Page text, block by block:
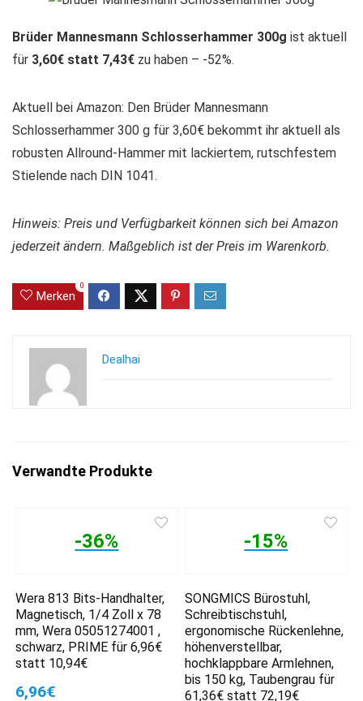
Brüder Mannesmann Schlosserhammer 300g ist aktuell
für 3,60€ statt 7,43€ zu haben – -52%.
Aktuell bei Amazon: Den Brüder Mannesmann
Schlosserhammer 300 g für 3,60€ bekommt ihr aktuell als
robusten Allround-Hammer mit lackiertem, rutschfestem
Stielende nach DIN 1041.
Hinweis: Preis und Verfügbarkeit können sich bei Amazon
jederzeit ändern. Maßgeblich ist der Preis im Warenkorb.
Merken
0
Dealhai
Verwandte Produkte
-36%
Wera 813 Bits-Handhalter,
Magnetisch, 1/4 Zoll x 78
mm, Wera 05051274001 ,
schwarz, PRIME für 6,96€
statt 10,94€
6,96€
-15%
SONGMICS Bürostuhl,
Schreibtischstuhl,
ergonomische Rückenlehne,
höhenverstellbar,
hochklappbare Armlehnen,
bis 150 kg, Taubengrau für
61,36€ statt 72,19€